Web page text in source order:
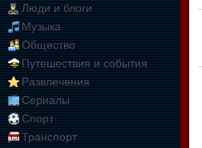
Люди и блоги
Музыка
Общество
Путешествия и события
Развлечения
Сериалы
Спорт
Транспорт